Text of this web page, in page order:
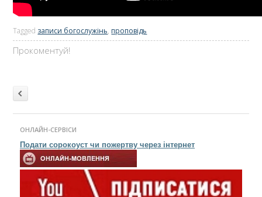
Tagged записи богослужінь, проповідь
Прокоментуй!
Post navigation
ОНЛАЙН-СЕРВІСИ
Подати сорокоуст чи пожертву через інтернет